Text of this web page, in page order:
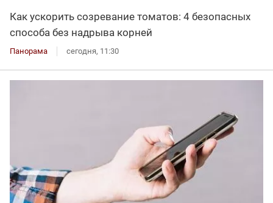
Как ускорить созревание томатов: 4 безопасных
способа без надрыва корней
Панорама сегодня, 11:30